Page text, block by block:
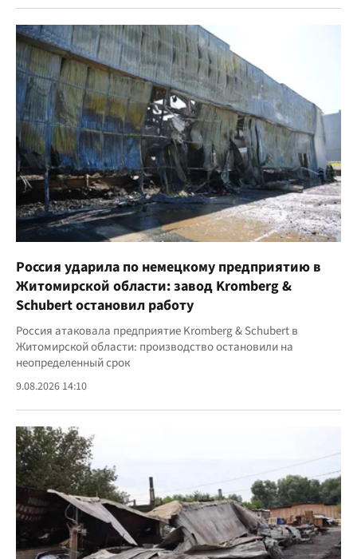
Россия ударила по немецкому предприятию в
Житомирской области: завод Kromberg &
Schubert остановил работу
Россия атаковала предприятие Kromberg & Schubert в
Житомирской области: производство остановили на
неопределенный срок
9.08.2026 14:10